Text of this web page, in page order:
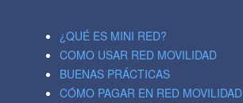
¿QUÉ ES MINI RED?
COMO USAR RED MOVILIDAD
BUENAS PRÁCTICAS
CÓMO PAGAR EN RED MOVILIDAD